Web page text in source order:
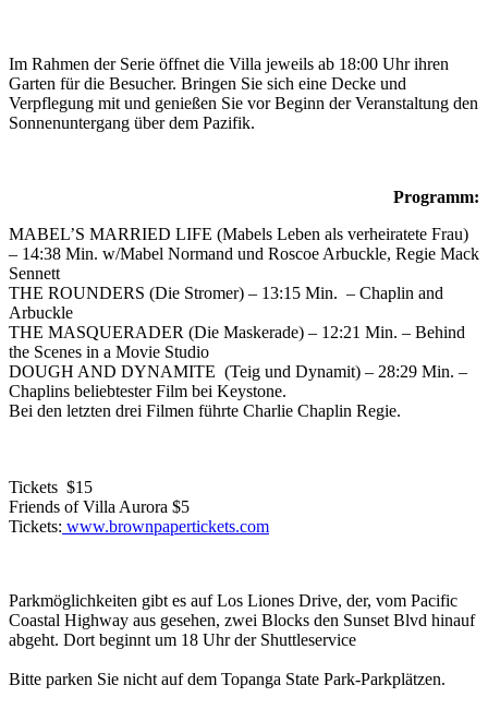
Im Rahmen der Serie öffnet die Villa jeweils ab 18:00 Uhr ihren
Garten für die Besucher. Bringen Sie sich eine Decke und
Verpflegung mit und genießen Sie vor Beginn der Veranstaltung den
Sonnenuntergang über dem Pazifik.
Programm:
MABEL’S MARRIED LIFE (Mabels Leben als verheiratete Frau)
– 14:38 Min. w/Mabel Normand und Roscoe Arbuckle, Regie Mack
Sennett
THE ROUNDERS (Die Stromer) – 13:15 Min. – Chaplin and
Arbuckle
THE MASQUERADER (Die Maskerade) – 12:21 Min. – Behind
the Scenes in a Movie Studio
DOUGH AND DYNAMITE (Teig und Dynamit) – 28:29 Min. –
Chaplins beliebtester Film bei Keystone.
Bei den letzten drei Filmen führte Charlie Chaplin Regie.
Tickets $15
Friends of Villa Aurora $5
Tickets: www.brownpapertickets.com
Parkmöglichkeiten gibt es auf Los Liones Drive, der, vom Pacific
Coastal Highway aus gesehen, zwei Blocks den Sunset Blvd hinauf
abgeht. Dort beginnt um 18 Uhr der Shuttleservice
Bitte parken Sie nicht auf dem Topanga State Park-Parkplätzen.